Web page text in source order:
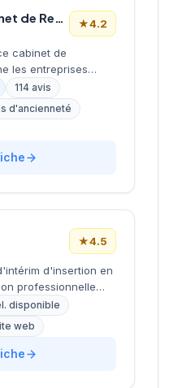
Michael Page – Cabinet de Recrutement Marseille ★4.2
cabinet de
les entreprises
de profils
de Dunkerque
à proximité du
une
sur les métiers du
par
son expérience de
font un acteur
PACA.
114 avis
d'ancienneté
★4.5
d'insertion en
professionnelle
des
RSA,
handicapés).
disponible
web